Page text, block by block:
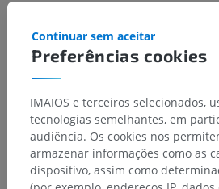
Preferências cookies
Continuar sem aceitar
IMAIOS e terceiros selecionados,
tecnologias semelhantes, em
audiência. Os cookies nos
armazenar informações como as
dispositivo, assim como